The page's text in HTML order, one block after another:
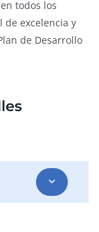
todos los
excelencia y
de Desarrollo
expand_more